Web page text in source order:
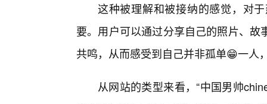
这种被理解和被接纳的感觉，对
要。用户可以通过分享自己的照片、
共鸣，从而感受到自己并非孤单😁一人
从网站的类型来看，“中国男帅